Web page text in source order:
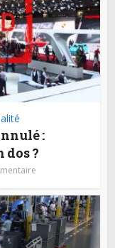
:
dos ?